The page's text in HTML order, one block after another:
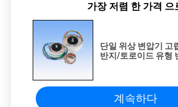
가장 저렴 한 가격 으
단일 위상 변압기 고
반지/토로이드 유형
계속하다